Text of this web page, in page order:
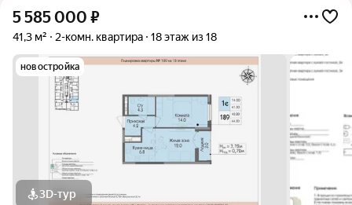
5 585 000 ₽
41,3 м² 2-комн. квартира 18 этаж из 18
новостройка
3D-тур